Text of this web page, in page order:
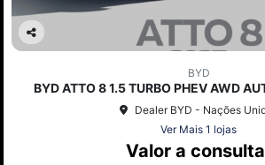
Co
lhe
BYD
BYD ATTO 8 1.5 TURBO PHEV AWD
Dealer BYD - Nações
Ver Mais 1 lojas
Valor a